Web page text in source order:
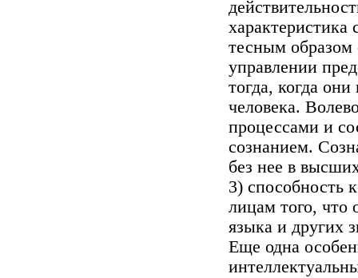
тесным образом
управлении
тогда, когда
человека.
процессами и
сознанием.
без нее в
3) способность
лицам того, что
языка и других
Еще одна